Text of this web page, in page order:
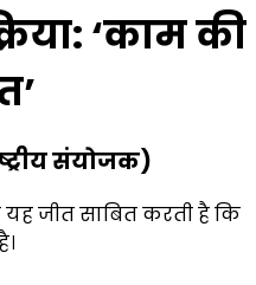
‘काम की
’
संयोजक)
जीत साबित करती है कि